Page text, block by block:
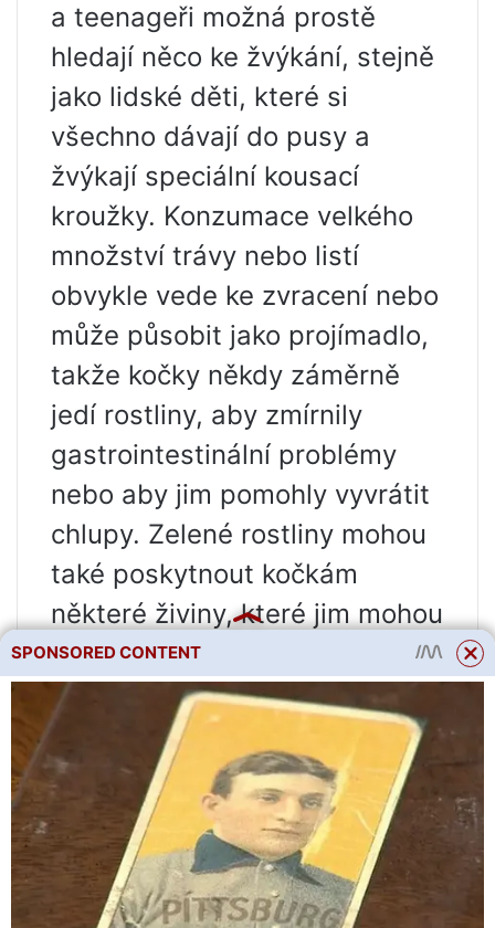
a teenageři možná prostě
hledají něco ke žvýkání, stejně
jako lidské děti, které si
všechno dávají do pusy a
žvýkají speciální kousací
kroužky. Konzumace velkého
množství trávy nebo listí
obvykle vede ke zvracení nebo
může působit jako projímadlo,
takže kočky někdy záměrně
jedí rostliny, aby zmírnily
gastrointestinální problémy
nebo aby jim pomohly vyvrátit
chlupy. Zelené rostliny mohou
také poskytnout kočkám
některé živiny, které jim mohou
chybět.
Konzumace rostlin je pro
majitele domácích mazlíčků
často jen na obtíž, ale může
být nebezpečné, pokud kočka
začne jíst rostliny, které jsou
jedovaté nebo byly ošetřeny
SPONSORED CONTENT